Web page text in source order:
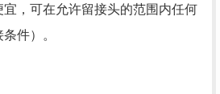
，可在允许留接头的范围内任何
件）。